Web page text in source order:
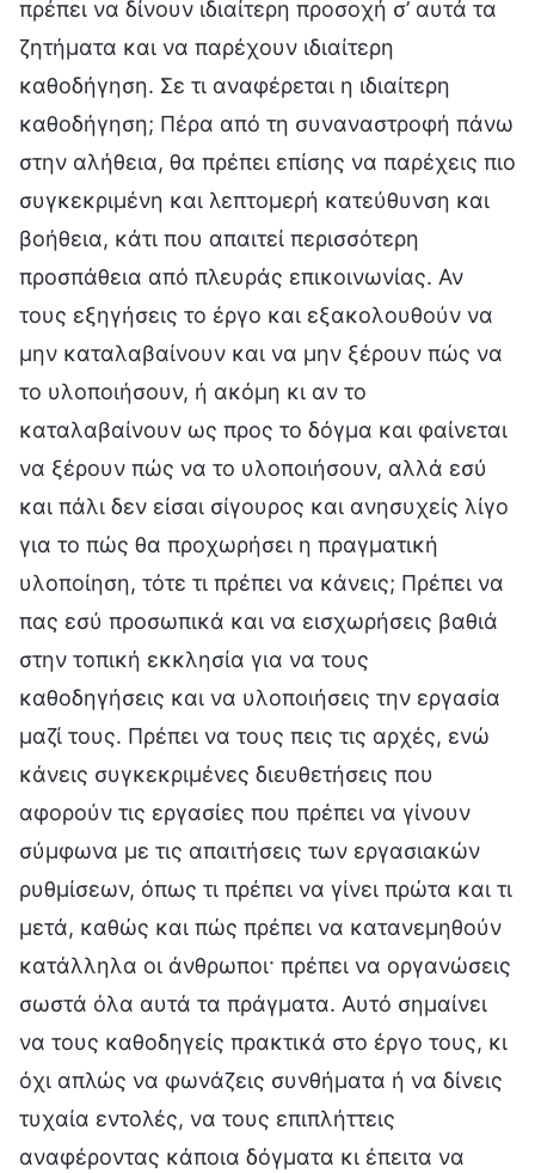
πρέπει να δίνουν ιδιαίτερη προσοχή σ’ αυτά τα
ζητήματα και να παρέχουν ιδιαίτερη
καθοδήγηση. Σε τι αναφέρεται η ιδιαίτερη
καθοδήγηση; Πέρα από τη συναναστροφή πάνω
στην αλήθεια, θα πρέπει επίσης να παρέχεις πιο
συγκεκριμένη και λεπτομερή κατεύθυνση και
βοήθεια, κάτι που απαιτεί περισσότερη
προσπάθεια από πλευράς επικοινωνίας. Αν
τους εξηγήσεις το έργο και εξακολουθούν να
μην καταλαβαίνουν και να μην ξέρουν πώς να
το υλοποιήσουν, ή ακόμη κι αν το
καταλαβαίνουν ως προς το δόγμα και φαίνεται
να ξέρουν πώς να το υλοποιήσουν, αλλά εσύ
και πάλι δεν είσαι σίγουρος και ανησυχείς λίγο
για το πώς θα προχωρήσει η πραγματική
υλοποίηση, τότε τι πρέπει να κάνεις; Πρέπει να
πας εσύ προσωπικά και να εισχωρήσεις βαθιά
στην τοπική εκκλησία για να τους
καθοδηγήσεις και να υλοποιήσεις την εργασία
μαζί τους. Πρέπει να τους πεις τις αρχές, ενώ
κάνεις συγκεκριμένες διευθετήσεις που
αφορούν τις εργασίες που πρέπει να γίνουν
σύμφωνα με τις απαιτήσεις των εργασιακών
ρυθμίσεων, όπως τι πρέπει να γίνει πρώτα και τι
μετά, καθώς και πώς πρέπει να κατανεμηθούν
κατάλληλα οι άνθρωποι· πρέπει να οργανώσεις
σωστά όλα αυτά τα πράγματα. Αυτό σημαίνει
να τους καθοδηγείς πρακτικά στο έργο τους, κι
όχι απλώς να φωνάζεις συνθήματα ή να δίνεις
τυχαία εντολές, να τους επιπλήττεις
αναφέροντας κάποια δόγματα κι έπειτα να